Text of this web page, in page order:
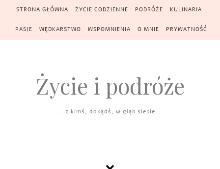
Skip to content
STRONA GŁÓWNA ŻYCIE CODZIENNE PODRÓŻE KULINARIA
PASJE WĘDKARSTWO WSPOMNIENIA O MNIE PRYWATNOŚĆ
Życie i podróże
… z kimś, dokądś, w głąb siebie …